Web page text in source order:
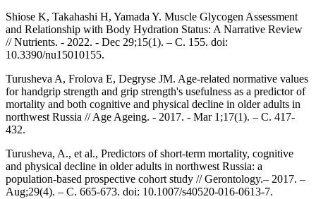
Shiose K, Takahashi H, Yamada Y. Muscle Glycogen Assessment
and Relationship with Body Hydration Status: A Narrative Review
// Nutrients. - 2022. - Dec 29;15(1). – С. 155. doi:
10.3390/nu15010155.
Turusheva A, Frolova E, Degryse JM. Age-related normative values
for handgrip strength and grip strength's usefulness as a predictor of
mortality and both cognitive and physical decline in older adults in
northwest Russia // Age Ageing. - 2017. - Mar 1;17(1). – С. 417-
432.
Turusheva, A., et al., Predictors of short-term mortality, cognitive
and physical decline in older adults in northwest Russia: a
population-based prospective cohort study // Gerontology.– 2017. –
Aug;29(4). – С. 665-673. doi: 10.1007/s40520-016-0613-7.